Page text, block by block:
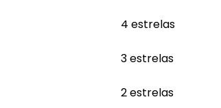
4 estrelas
3 estrelas
2 estrelas